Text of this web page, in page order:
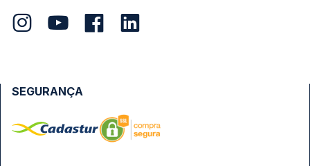
SEGURANÇA